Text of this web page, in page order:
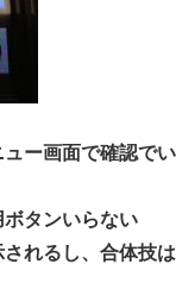
ュー画面で確認でい
ボタンいらない
れるし、合体技は